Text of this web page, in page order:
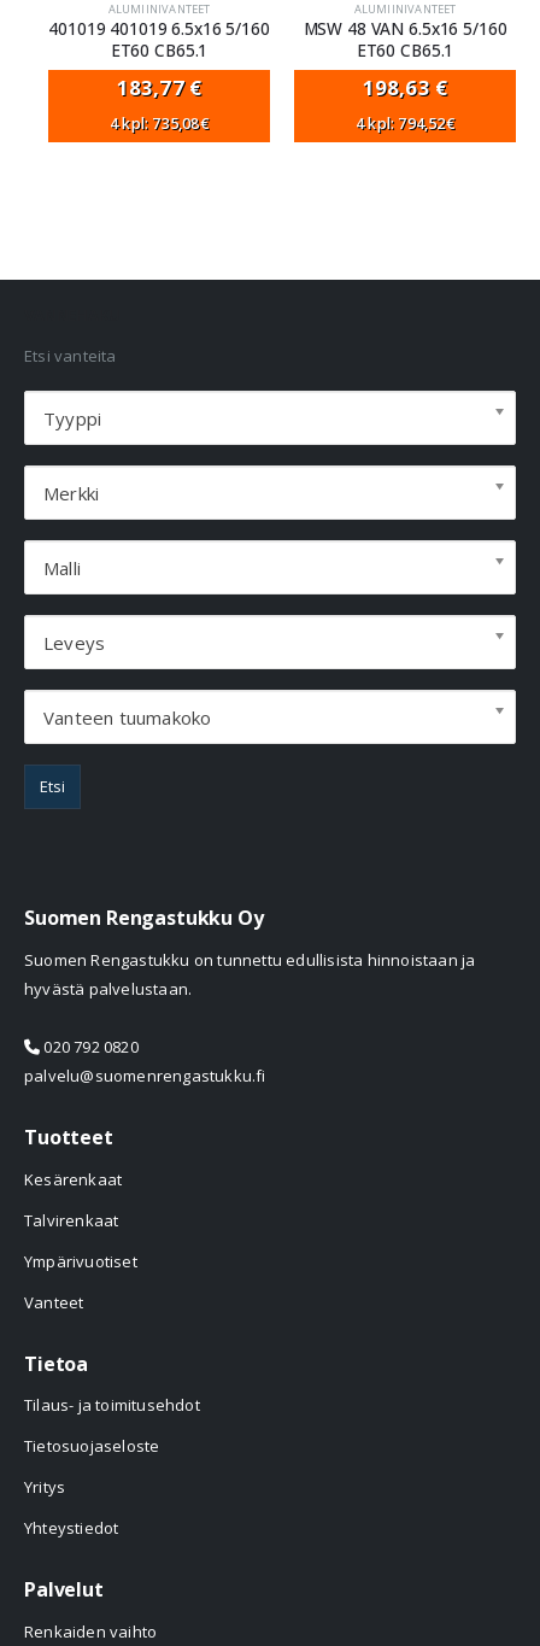
ALUMIINIVANTEET
401019 401019 6.5x16 5/160
ET60 CB65.1
183,77€
4 kpl: 735,08€
ALUMIINIVANTEET
MSW 48 VAN 6.5x16 5/160
ET60 CB65.1
198,63 €
4 kpl: 794,52€
Etsi vanteita
Tyyppi
Merkki
Malli
Leveys
Vanteen tuumakoko
Etsi
Suomen Rengastukku Oy
Suomen Rengastukku on tunnettu edullisista hinnoistaan ja
hyvästä palvelustaan.
020 792 0820
palvelu@suomenrengastukku.fi
Tuotteet
Kesärenkaat
Talvirenkaat
Ympärivuotiset
Vanteet
Tietoa
Tilaus- ja toimitusehdot
Tietosuojaseloste
Yritys
Yhteystiedot
Palvelut
Renkaiden vaihto